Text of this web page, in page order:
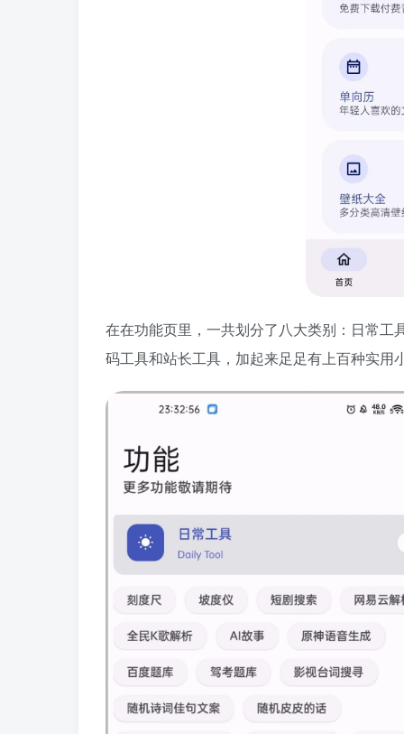
在在功能页里，一共划分了八大类别：日常
码工具和站长工具，加起来足足有上百种实用